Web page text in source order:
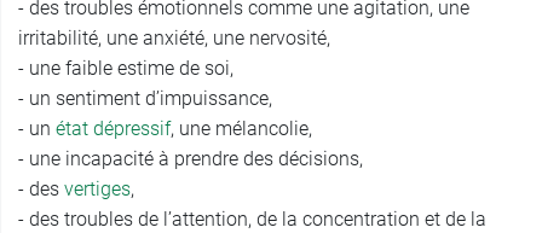
- des troubles émotionnels comme une agitation, une
irritabilité, une anxiété, une nervosité,
- une faible estime de soi,
- un sentiment d’impuissance,
- un état dépressif, une mélancolie,
- une incapacité à prendre des décisions,
- des vertiges,
- des troubles de l’attention, de la concentration et de la